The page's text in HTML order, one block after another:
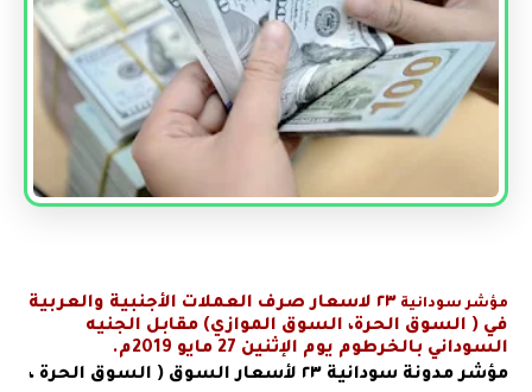
مؤشر سودانية ٢٣ لاسعار صرف العملات الأجنبية والعربية
في ( السوق الحرة، السوق الموازي) مقابل الجنيه
السوداني بالخرطوم يوم الإثنين 27 مايو 2019م.
مؤشر مدونة سودانية ٢٣ لأسعار السوق ( السوق الحرة ،